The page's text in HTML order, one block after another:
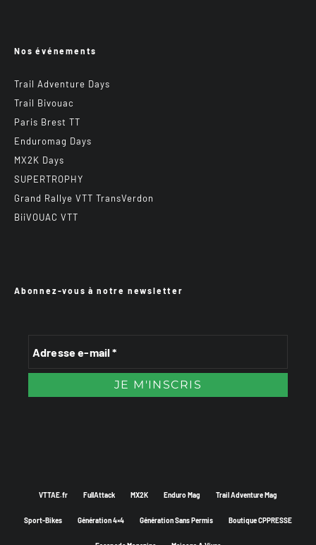
Nos événements
Trail Adventure Days
Trail Bivouac
Paris Brest TT
Enduromag Days
MX2K Days
SUPERTROPHY
Grand Rallye VTT TransVerdon
BiiVOUAC VTT
Abonnez-vous à notre newsletter
VTTAE.fr FullAttack MX2K Enduro Mag Trail Adventure Mag
Sport-Bikes Génération 4×4 Génération Sans Permis Boutique CPPRESSE